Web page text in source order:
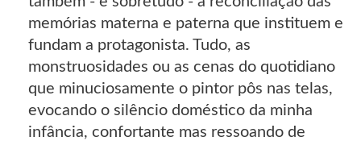
memórias materna e paterna que instituem e
fundam a protagonista. Tudo, as
monstruosidades ou as cenas do quotidiano
que minuciosamente o pintor pôs nas telas,
evocando o silêncio doméstico da minha
infância, confortante mas ressoando de